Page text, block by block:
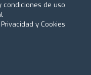
condiciones de uso
y Cookies